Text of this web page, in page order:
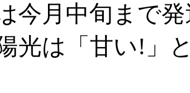
今月中旬まで
光は「甘い!」